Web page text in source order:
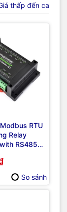
thấp đến cao
RTU
Relay
RS485
So sánh